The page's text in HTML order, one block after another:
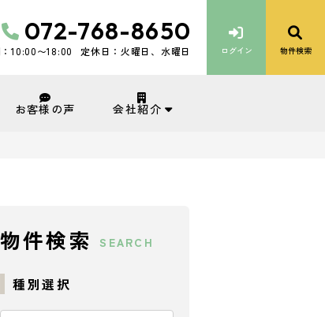
072-768-8650
10:00〜18:00 定休日：火曜日、水曜日 ログイン 物件検索
お客様の声 会社紹介
物件検索 SEARCH
種別選択